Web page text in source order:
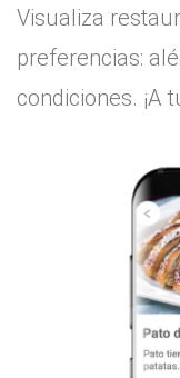
Visualiza
preferencias:
condiciones. ¡A